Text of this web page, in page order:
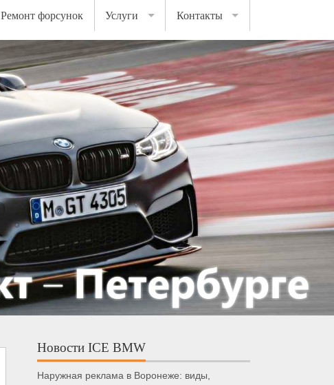
Ремонт форсунок Услуги Контакты
Новости ICE BMW
Наружная реклама в Воронеже: виды,